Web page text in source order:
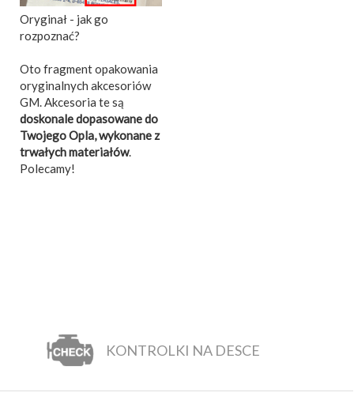
Oryginał - jak go
rozpoznać?
Oto fragment opakowania
oryginalnych akcesoriów
GM. Akcesoria te są
doskonale dopasowane do
Twojego Opla, wykonane z
trwałych materiałów.
Polecamy!
KONTROLKI NA DESCE